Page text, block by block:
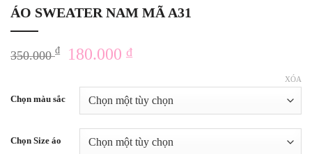
ÁO SWEATER NAM MÃ A31
350.000₫
Giá
là:
350.000 ₫.
180.000₫Giá
tại
là:
180.000 ₫.
Chọn màu sắc
Chọn Size áo
XÓA